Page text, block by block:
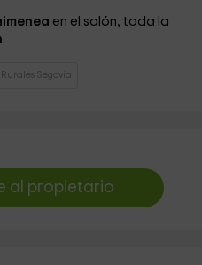
en el salón, toda la
.
Rurales Segovia
al propietario